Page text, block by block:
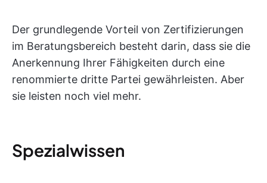
Der grundlegende Vorteil von Zertifizierungen
im Beratungsbereich besteht darin, dass sie die
Anerkennung Ihrer Fähigkeiten durch eine
renommierte dritte Partei gewährleisten. Aber
sie leisten noch viel mehr.
Spezialwissen